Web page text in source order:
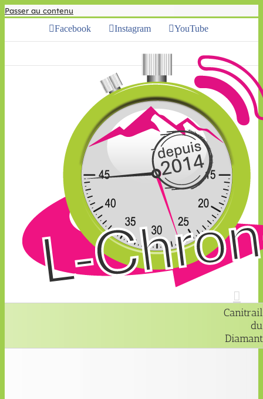
Passer au contenu
Facebook Instagram YouTube
Canitrail
du
Diamant